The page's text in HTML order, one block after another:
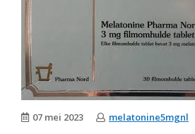
07 mei 2023 melatonine5mgnl